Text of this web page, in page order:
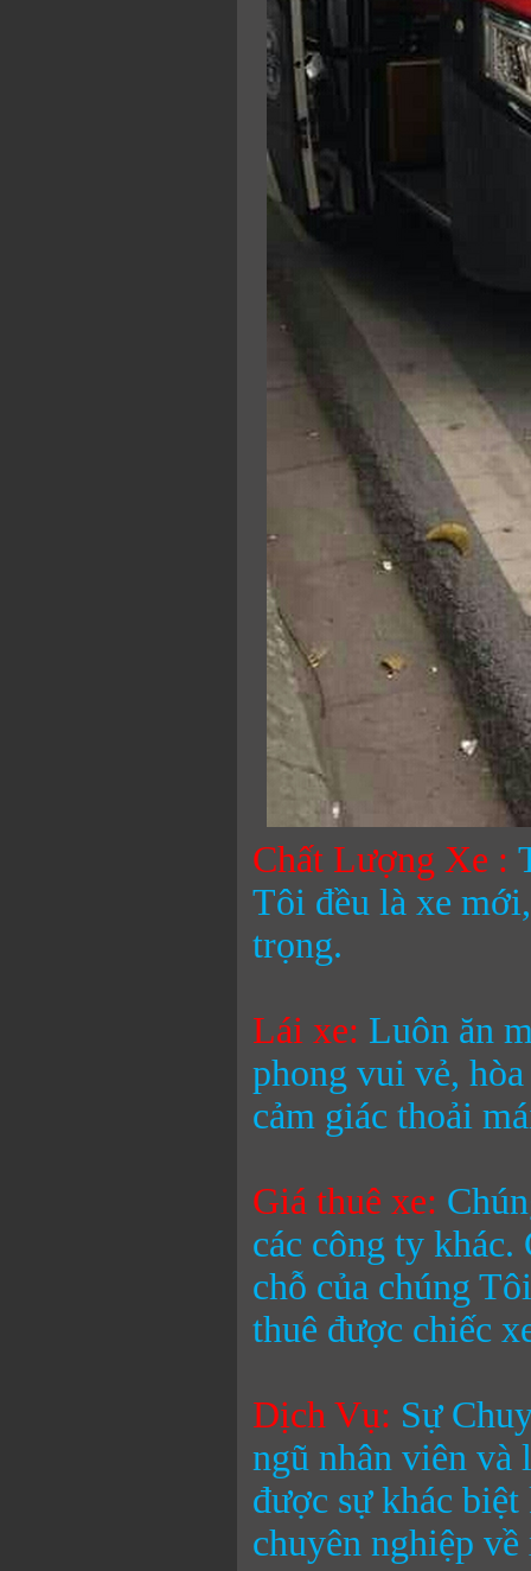
Chất Lượng Xe :
Tôi đều là xe
trọng.
Lái xe: Luôn ăn
phong vui vẻ,
cảm giác thoải
Giá thuê xe:
các công ty
chỗ của chúng
thuê được chiếc
Dịch Vụ: Sự
ngũ nhân viên và
được sự khác
chuyên nghiệp